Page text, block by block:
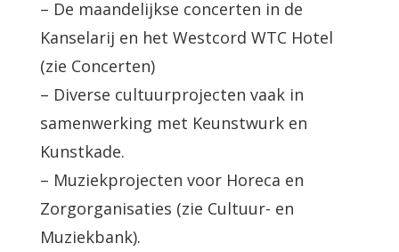
– De maandelijkse concerten in de
Kanselarij en het Westcord WTC Hotel
(zie Concerten)
– Diverse cultuurprojecten vaak in
samenwerking met Keunstwurk en
Kunstkade.
– Muziekprojecten voor Horeca en
Zorgorganisaties (zie Cultuur- en
Muziekbank).